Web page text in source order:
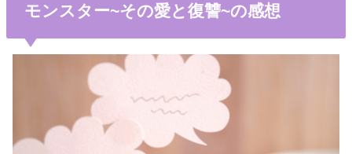
モンスター~その愛と復讐~の感想